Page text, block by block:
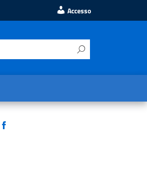
Accesso